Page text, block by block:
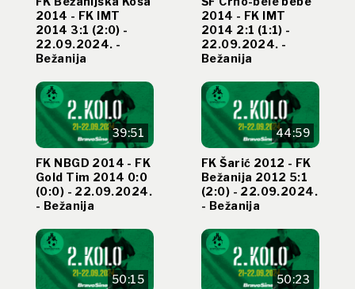
2014 - FK IMT
2014 3:1 (2:0) -
22.09.2024. -
Bežanija
2014 - FK IMT
2014 2:1 (1:1) -
22.09.2024. -
Bežanija
39:51
FK NBGD 2014 - FK
Gold Tim 2014 0:0
(0:0) - 22.09.2024.
- Bežanija
44:59
FK Šarić 2012 - FK
Bežanija 2012 5:1
(2:0) - 22.09.2024.
- Bežanija
50:15 50:23